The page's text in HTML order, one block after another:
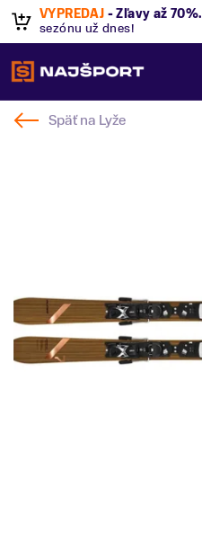
VÝPREDAJ - Zľavy až 70%.
sezónu už dnes!
Späť na Lyže